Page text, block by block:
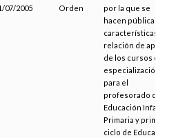
07/2005 Orden
por la que se
hacen públicas las
características y
relación de aptos
de los cursos de
especialización
para el
profesorado de
Educación Infantil,
Primaria y primer
ciclo de Educación